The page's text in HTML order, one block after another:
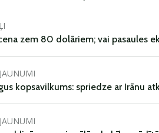
zem 80 dolāriem; vai pasaules
kopsavilkums: spriedze ar Irānu